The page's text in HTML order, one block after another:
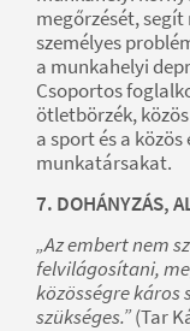
megőrzését,
személyes
a munkahelyi
Csoportos
ötletbörzék,
a sport és a
munkatársakat.
7. DOHÁNYZÁS,
„Az embert nem
felvilágosítani,
közösségre káros
szükséges.”(Tar